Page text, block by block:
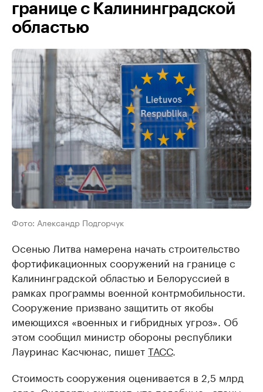
границе с Калининградской
областью
Фото: Александр Подгорчук
Осенью Литва намерена начать строительство
фортификационных сооружений на границе с
Калининградской областью и Белоруссией в
рамках программы военной контрмобильности.
Сооружение призвано защитить от якобы
имеющихся «военных и гибридных угроз». Об
этом сообщил министр обороны республики
Лауринас Касчюнас, пишетТАСС.
Стоимость сооружения оценивается в 2,5 млрд